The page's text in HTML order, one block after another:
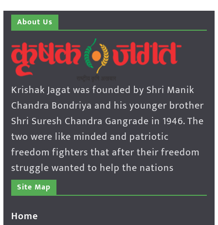
About Us
Krishak Jagat was founded by Shri Manik
Chandra Bondriya and his younger brother
Shri Suresh Chandra Gangrade in 1946. The
two were like minded and patriotic
freedom fighters that after their freedom
struggle wanted to help the nations
Site Map
Home